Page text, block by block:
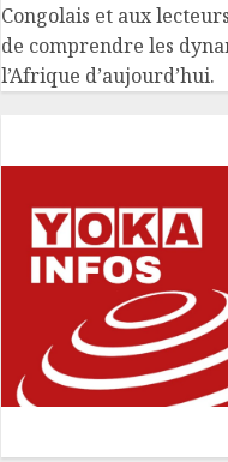
Congolais et aux
de comprendre les
l’Afrique d’aujourd’hui.